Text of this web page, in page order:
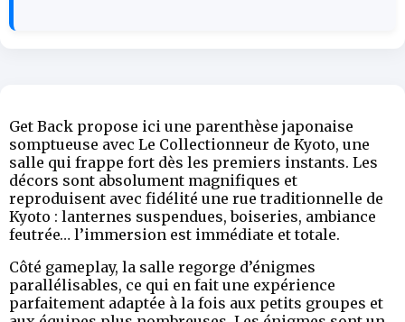
Get Back propose ici une parenthèse japonaise
somptueuse avec Le Collectionneur de Kyoto, une
salle qui frappe fort dès les premiers instants. Les
décors sont absolument magnifiques et
reproduisent avec fidélité une rue traditionnelle de
Kyoto : lanternes suspendues, boiseries, ambiance
feutrée… l’immersion est immédiate et totale.
Côté gameplay, la salle regorge d’énigmes
parallélisables, ce qui en fait une expérience
parfaitement adaptée à la fois aux petits groupes et